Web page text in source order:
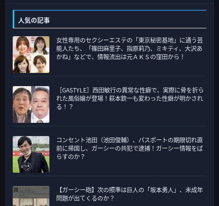
ゴ
リ
ー
人気の記事
女性専用のセクシーエステの「東京秘密基地」に通う芸
能人たち、「篠田麻里子、指原莉乃、ミキティ、大沢あ
かね」などで、情報流出は元ＡＫＳの窪田から！
［GASTYLE］西田敏行の異常な性癖で、実際に骨を折ら
れた風俗嬢が登場！萩本欽一も変わった性癖が明かされ
る！？
コンセント池田（池田俊輔）、パスポートの期限切れ直
前に帰国し、ガーシーの共犯で逮捕！ガーシー情報をば
らすのか？
【ガーシー砲】次の照準は巨人の「坂本勇人」、未成年
問題が出てくるのか？